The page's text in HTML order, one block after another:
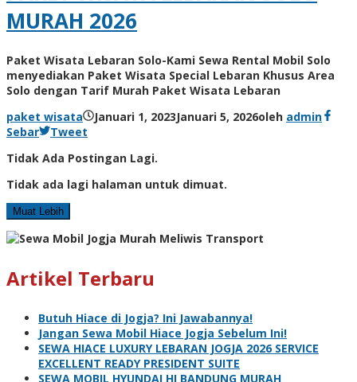
MURAH 2026
Paket Wisata Lebaran Solo-Kami Sewa Rental Mobil Solo
menyediakan Paket Wisata Special Lebaran Khusus Area
Solo dengan Tarif Murah Paket Wisata Lebaran
paket wisata
Januari 1, 2023Januari 5, 2026oleh admin
Sebar
Tweet
Tidak Ada Postingan Lagi.
Tidak ada lagi halaman untuk dimuat.
Muat Lebih
Artikel Terbaru
Butuh Hiace di Jogja? Ini Jawabannya!
Jangan Sewa Mobil Hiace Jogja Sebelum Ini!
SEWA HIACE LUXURY LEBARAN JOGJA 2026 SERVICE
EXCELLENT READY PRESIDENT SUITE
SEWA MOBIL HYUNDAI HI BANDUNG MURAH